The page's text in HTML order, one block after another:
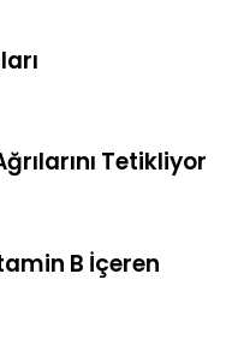
Tetikliyor
B İçeren